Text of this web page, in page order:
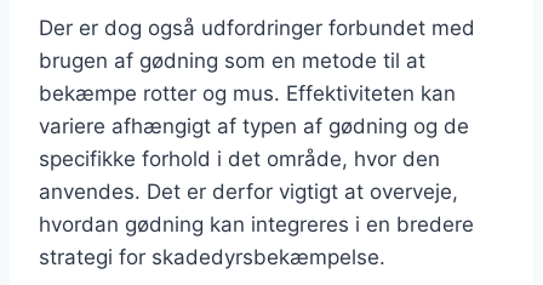
Der er dog også udfordringer forbundet med
brugen af gødning som en metode til at
bekæmpe rotter og mus. Effektiviteten kan
variere afhængigt af typen af gødning og de
specifikke forhold i det område, hvor den
anvendes. Det er derfor vigtigt at overveje,
hvordan gødning kan integreres i en bredere
strategi for skadedyrsbekæmpelse.